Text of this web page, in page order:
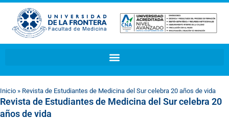
Inicio » Revista de Estudiantes de Medicina del Sur celebra 20 años de vida
Revista de Estudiantes de Medicina del Sur celebra 20
años de vida